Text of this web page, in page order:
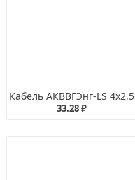
Кабель АКВВГЭнг-LS 4х2,5
33.28 ₽